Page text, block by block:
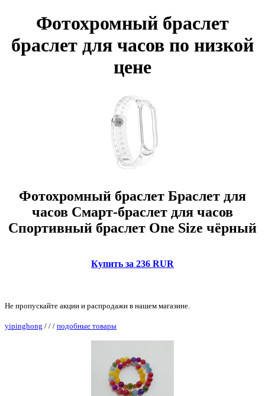
Фотохромный браслет
браслет для часов по низкой
цене
Фотохромный браслет Браслет для
часов Смарт-браслет для часов
Спортивный браслет One Size чёрный
Купить за 236 RUR
Не пропускайте акции и распродажи в нашем магазине.
yipinghong / / / подобные товары